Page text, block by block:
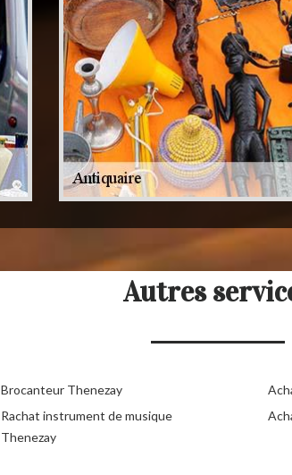
Autres
Brocanteur Thenezay
Rachat instrument de musique
Thenezay